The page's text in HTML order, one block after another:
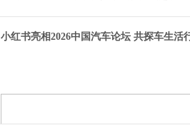
小红书亮相2026中国汽车论坛 共探车生活